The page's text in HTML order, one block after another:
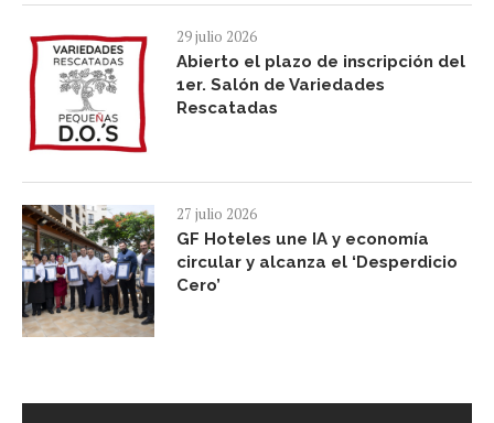
29 julio 2026
Abierto el plazo de inscripción del
1er. Salón de Variedades
Rescatadas
27 julio 2026
GF Hoteles une IA y economía
circular y alcanza el ‘Desperdicio
Cero’